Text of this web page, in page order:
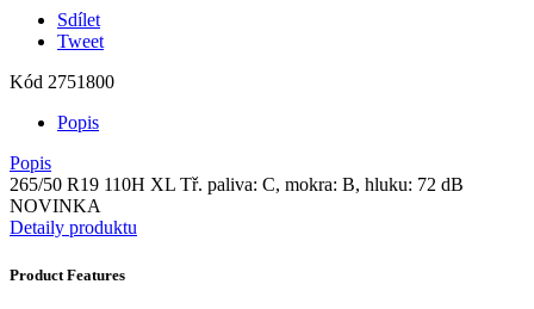
Sdílet
Tweet
Kód 2751800
Popis
Popis
265/50 R19 110H XL Tř. paliva: C, mokra: B, hluku: 72 dB
NOVINKA
Detaily produktu
Product Features